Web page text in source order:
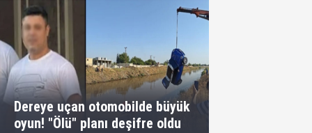
Dereye uçan otomobilde büyük
oyun! "Ölü" planı deşifre oldu